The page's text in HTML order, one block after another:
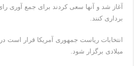
آغاز شد و آنها سعی کردند برای جمع آوری
برداری کنند.
انتخابات ریاست جمهوری آمریکا قرار است
میلادی برگزار شود.